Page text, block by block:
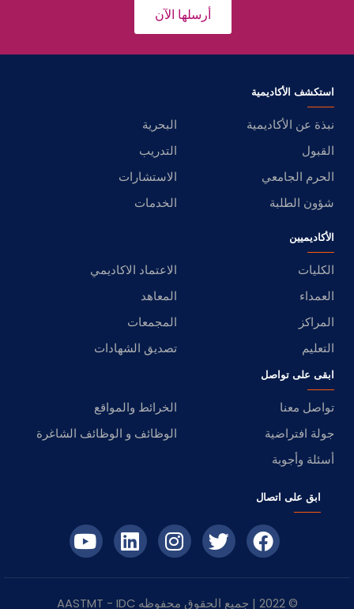
أرسلها الآن
استكشف الأكاديمية
نبذة عن الأكاديمية
البحرية
القبول
التدريب
الحرم الجامعي
الاستشارات
شؤون الطلبة
الخدمات
الأكاديميين
الكليات
الاعتماد الاكاديمي
العمداء
المعاهد
المراكز
المجمعات
التعليم
تصديق الشهادات
ابقى على تواصل
تواصل معنا
الخرائط والمواقع
جولة افتراضية
الوظائف و الوظائف الشاغرة
أسئلة وأجوبة
ابق على اتصال
© 2022 | جميع الحقوق محفوظه IDC
- AASTMT